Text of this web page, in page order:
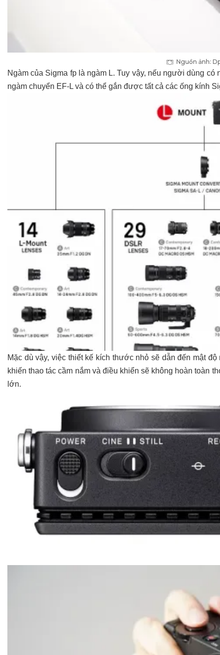
Nguồn ảnh:
Ngàm của Sigma fp là ngàm L. Tuy vậy, nếu người dùng
ngàm chuyển EF-L và có thể gắn được tất cả các ống kính
Mặc dù vậy, việc thiết kế kích thước nhỏ sẽ dẫn đến mật
khiến thao tác cầm nắm và điều khiển sẽ không hoàn toàn
lớn.